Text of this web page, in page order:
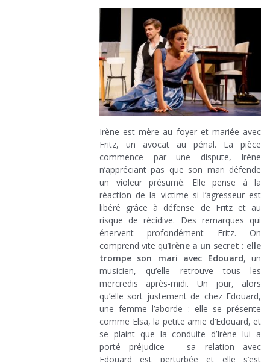
Irène est mère au foyer et mariée avec
Fritz, un avocat au pénal. La pièce
commence par une dispute, Irène
n’appréciant pas que son mari défende
un violeur présumé. Elle pense à la
réaction de la victime si l’agresseur est
libéré grâce à défense de Fritz et au
risque de récidive. Des remarques qui
énervent profondément Fritz. On
comprend vite qu’Irène a un secret : elle
trompe son mari avec Edouard, un
musicien, qu’elle retrouve tous les
mercredis après-midi. Un jour, alors
qu’elle sort justement de chez Edouard,
une femme l’aborde : elle se présente
comme Elsa, la petite amie d’Edouard, et
se plaint que la conduite d’Irène lui a
porté préjudice – sa relation avec
Edouard est perturbée et elle s’est